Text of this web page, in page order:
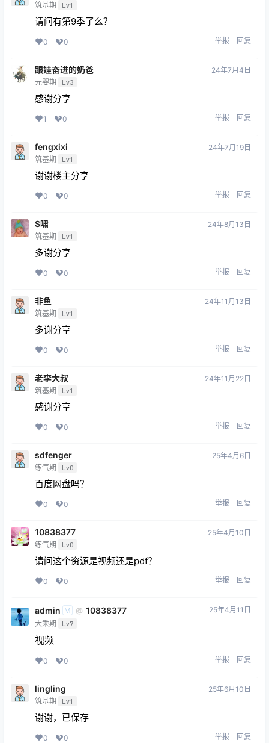
筑基期 Lv1
请问有第9季了么？
0 0 举报 回复
跟娃奋进的奶爸
元婴期 Lv3
24年7月4日
感谢分享
1 0 举报 回复
fengxixi
筑基期 Lv1
24年7月19日
谢谢楼主分享
0 0 举报 回复
S啸
筑基期 Lv1
24年8月13日
多谢分享
0 0 举报 回复
非鱼
筑基期 Lv1
24年11月13日
多谢分享
0 0 举报 回复
老李大叔
筑基期 Lv1
24年11月22日
感谢分享
0 0 举报 回复
sdfenger
练气期 Lv0
25年4月6日
百度网盘吗？
0 0 举报 回复
10838377
练气期 Lv0
25年4月10日
请问这个资源是视频还是pdf？
0 0 举报 回复
admin M @ 10838377
大乘期 Lv7
25年4月11日
视频
0 0 举报 回复
lingling
筑基期 Lv1
25年6月10日
谢谢，已保存
0 0 举报 回复